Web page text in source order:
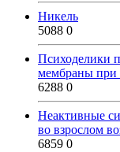
Никель
5088 0
Психоделики
мембраны при
6288 0
Неактивные
во взрослом
6859 0